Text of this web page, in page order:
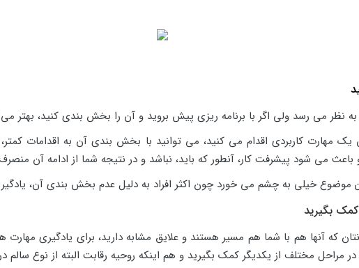
می رسد ولی اگر با برنامه ریزی پیش بروید و آن را بخش بندی کنید، بهتر می
یک مهارت کاربردی اقدام می کنید، می توانید با بخش بندی آن به اقدامات
می شود پیشرفت کار، آنطور که باید، نباشد و در نتیجه شما از ادامه آن
موضوع خیلی به چشم می خورد چون اکثر افراد به دلیل عدم بخش بندی آن،
بگیرید
که آنها هم با شما هم مسیر هستند و علایق مشابه دارید، برای یادگیری
مراحل مختلف از یکدیگر کمک بگیرید و هم اینکه روحیه رقابت البته از نوع